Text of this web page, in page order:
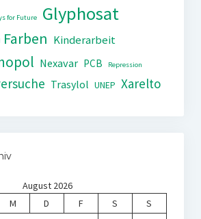
for Future Glyphosat
Farben Kinderarbeit
Nexavar PCB Repression
Trasylol UNEP Xarelto
August 2026
M D F S
S